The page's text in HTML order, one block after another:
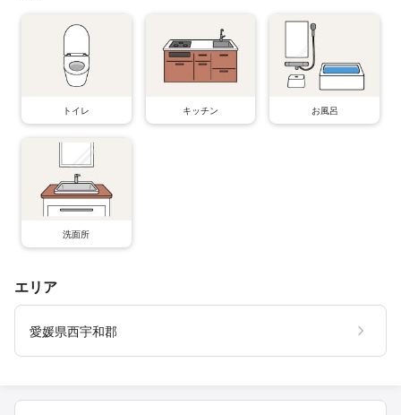
トイレ キッチン お風呂
洗面所
エリア
愛媛県西宇和郡